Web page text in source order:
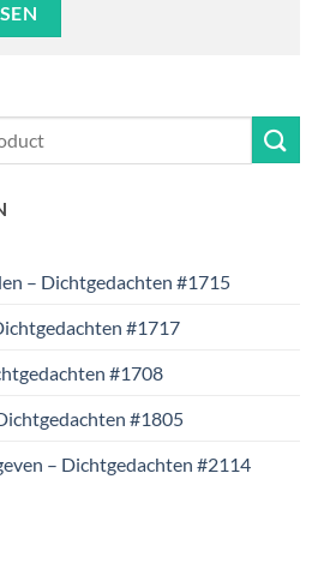
– Dichtgedachten #1715
#1717
#1708
#1805
– Dichtgedachten #2114